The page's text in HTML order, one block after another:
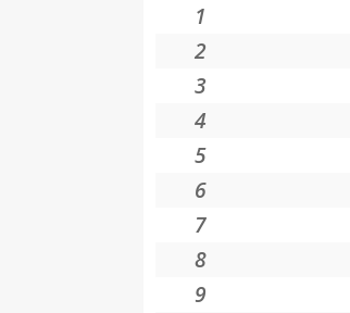
1
2
3
4
5
6
7
8
9